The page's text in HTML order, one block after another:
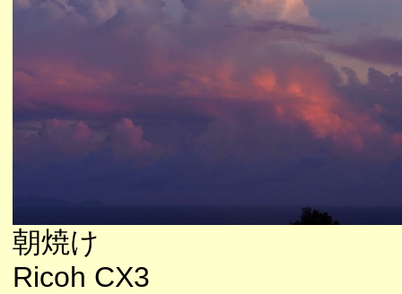
朝焼け
Ricoh CX3